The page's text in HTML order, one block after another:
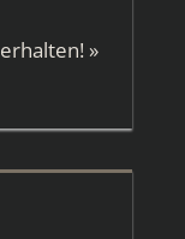
erhalten! »